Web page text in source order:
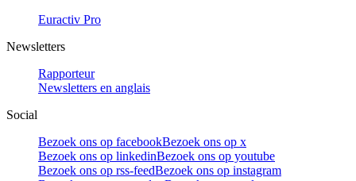
Euractiv Pro
Newsletters
Rapporteur
Newsletters en anglais
Social
Bezoek ons op facebookBezoek ons op x
Bezoek ons op linkedinBezoek ons op youtube
Bezoek ons op rss-feedBezoek ons op instagram